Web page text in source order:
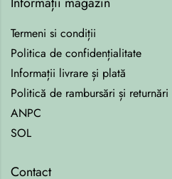
Termeni si condiții
Politica de confidențialitate
Informații livrare și plată
Politică de rambursări și returnări
ANPC
SOL
Contact